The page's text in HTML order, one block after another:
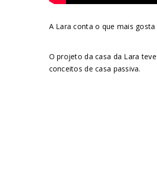
A Lara conta o que mais
O projeto da casa da Lara
conceitos de casa passiva.